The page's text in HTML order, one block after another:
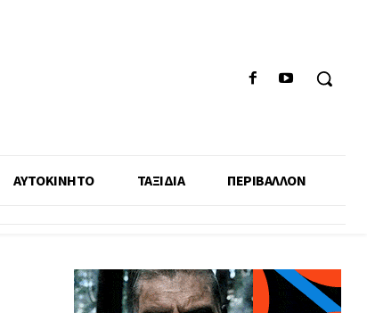
ΑΥΤΟΚΙΝΗΤΟ ΤΑΞΙΔΙΑ ΠΕΡΙΒΑΛΛΟΝ